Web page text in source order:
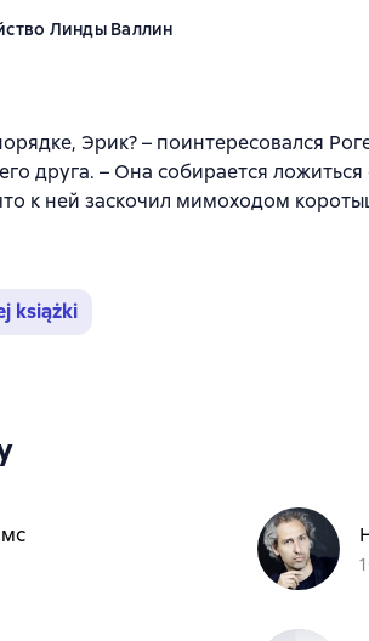
Линды Валлин
3,4 на основе 131 оценок
Эрик? – поинтересовался
друга. – Она собирается
к ней заскочил мимоходом
książki